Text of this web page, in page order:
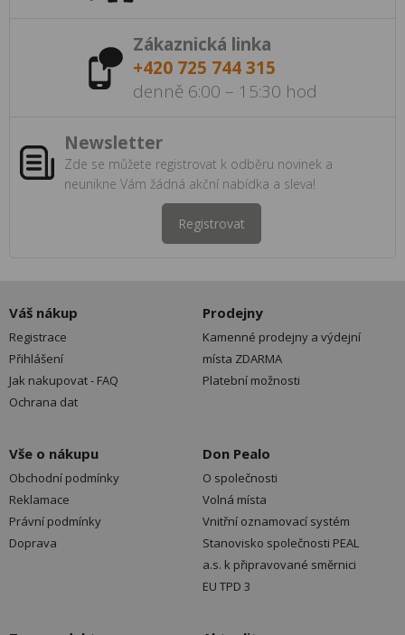
Zákaznická linka
+420 725 744 315
denně 6:00 – 15:30 hod
Newsletter
Zde se můžete registrovat k odběru novinek a
neunikne Vám žádná akční nabídka a sleva!
Registrovat
Váš nákup
Registrace
Přihlášení
Jak nakupovat - FAQ
Ochrana dat
Prodejny
Kamenné prodejny a výdejní
místa ZDARMA
Platební možnosti
Vše o nákupu
Obchodní podmínky
Reklamace
Právní podmínky
Doprava
Don Pealo
O společnosti
Volná místa
Vnitřní oznamovací systém
Stanovisko společnosti PEAL
a.s. k připravované směrnici
EU TPD 3